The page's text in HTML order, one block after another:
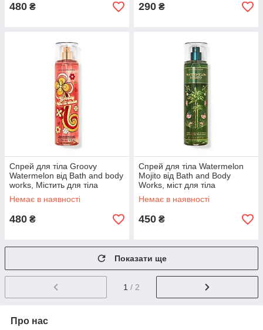
480 ₴ 290 ₴
Спрей для тіла Groovy
Watermelon від Bath and body
works, Містить для тіла
Немає в наявності
480 ₴
Спрей для тіла Watermelon
Mojito від Bath and Body
Works, міст для тіла
Watermelon Mojito,
Немає в наявності
450 ₴
Показати ще
1 / 2
Про нас